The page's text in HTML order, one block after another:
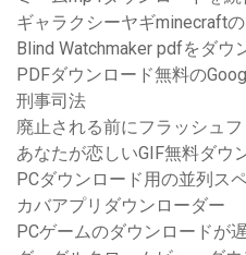
ギャラクシーヤギminecraft
Blind Watchmaker pdfをダウ
PDFダウンロード無料の
刑事司法
廃止される前にフラッシュ
あなたが恋しいGIF無料ダウ
PCダウンロード用の並列ス
カバアプリダウンローダー
PCゲームのダウンロードが